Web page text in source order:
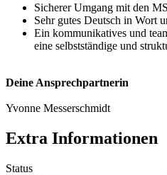
Sicherer Umgang mit den
Sehr gutes Deutsch in Wort
Ein kommunikatives und
eine selbstständige und
Deine Ansprechpartnerin
Yvonne Messerschmidt
Extra Informationen
Status